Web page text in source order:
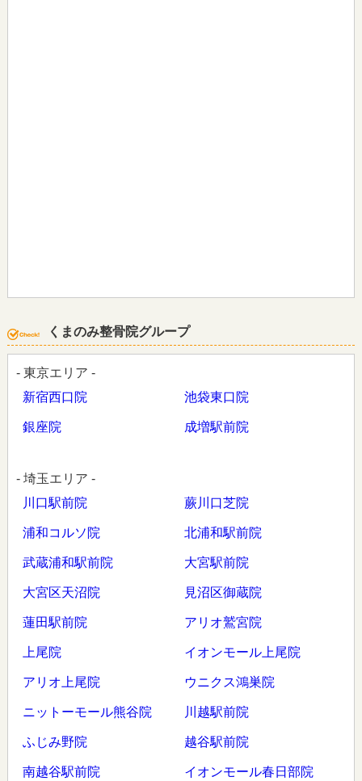
くまのみ整骨院グループ
- 東京エリア -
新宿西口院
池袋東口院
銀座院 成増駅前院
- 埼玉エリア -
川口駅前院
蕨川口芝院
浦和コルソ院 北浦和駅前院
武蔵浦和駅前院 大宮駅前院
大宮区天沼院 見沼区御蔵院
蓮田駅前院 アリオ鷲宮院
上尾院 イオンモール上尾院
アリオ上尾院 ウニクス鴻巣院
ニットーモール熊谷院 川越駅前院
ふじみ野院 越谷駅前院
南越谷駅前院 イオンモール春日部院